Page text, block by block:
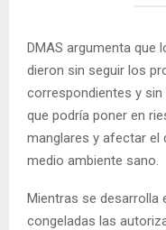
DMAS argumenta que
dieron sin seguir los
correspondientes y
que podría poner en
manglares y afectar el
medio ambiente sano.
Mientras se desarrolla
congeladas las